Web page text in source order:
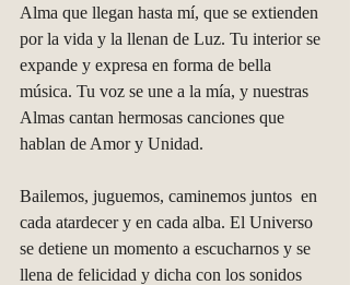
Alma que llegan hasta mí, que se extienden
por la vida y la llenan de Luz. Tu interior se
expande y expresa en forma de bella
música. Tu voz se une a la mía, y nuestras
Almas cantan hermosas canciones que
hablan de Amor y Unidad.
Bailemos, juguemos, caminemos juntos  en
cada atardecer y en cada alba. El Universo
se detiene un momento a escucharnos y se
llena de felicidad y dicha con los sonidos